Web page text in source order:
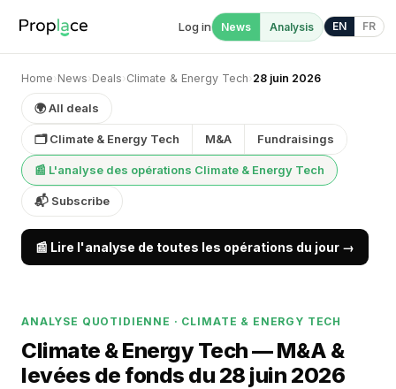
Log in News Analysis EN FR
Home› News› Deals› Climate & Energy Tech› 28 juin 2026
🌍 All deals
🗂 Climate & Energy Tech M&A Fundraisings
📰 L'analyse des opérations Climate & Energy Tech
📬 Subscribe
📰 Lire l'analyse de toutes les opérations du jour →
ANALYSE QUOTIDIENNE · CLIMATE & ENERGY TECH
Climate & Energy Tech — M&A &
levées de fonds du 28 juin 2026